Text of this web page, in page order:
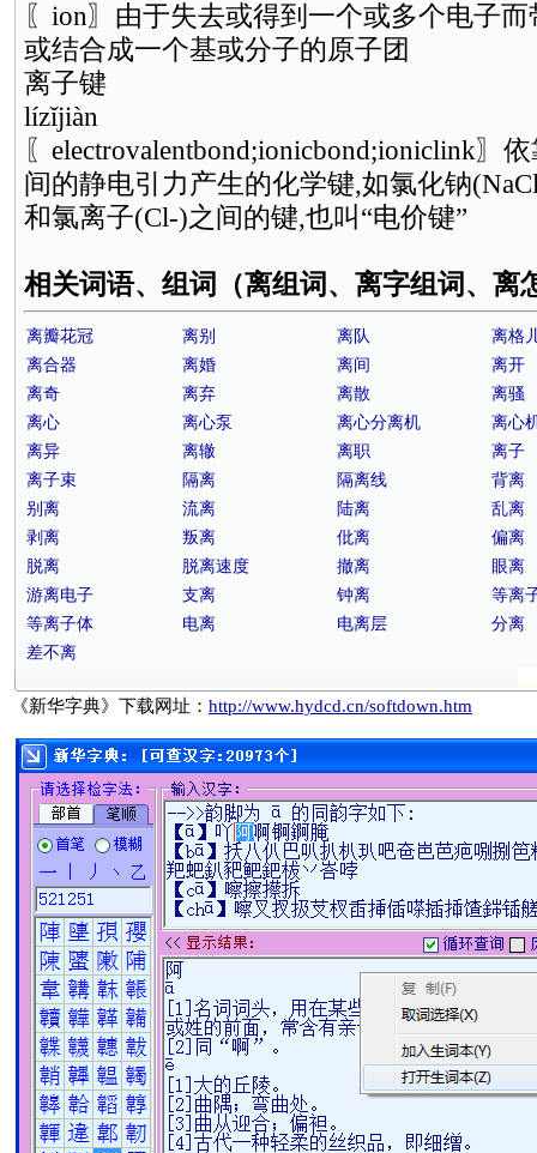
〖ion〗由于失去或得到一个或多个电子
或结合成一个基或分子的原子团
离子键
lízǐjiàn
〖electrovalentbond;ionicbond;ioniclink〗
间的静电引力产生的化学键,如氯化钠
和氯离子(Cl-)之间的键,也叫“电价键”
相关词语、组词（离组词、离字组词、离
离瓣花冠 离别 离队
离格
离合器
离婚 离间
离开
离奇
离弃 离散
离骚
离心
离心泵 离心分离机
离心
离异
离辙 离职
离子
离子束
隔离 隔离线
背离
别离
流离 陆离
乱离
剥离
叛离 仳离
偏离
脱离
脱离速度 撤离
眼离
游离电子
支离 钟离
等离
等离子体
电离 电离层
分离
差不离
《新华字典》下载网址： http://www.hydcd.cn/softdown.htm